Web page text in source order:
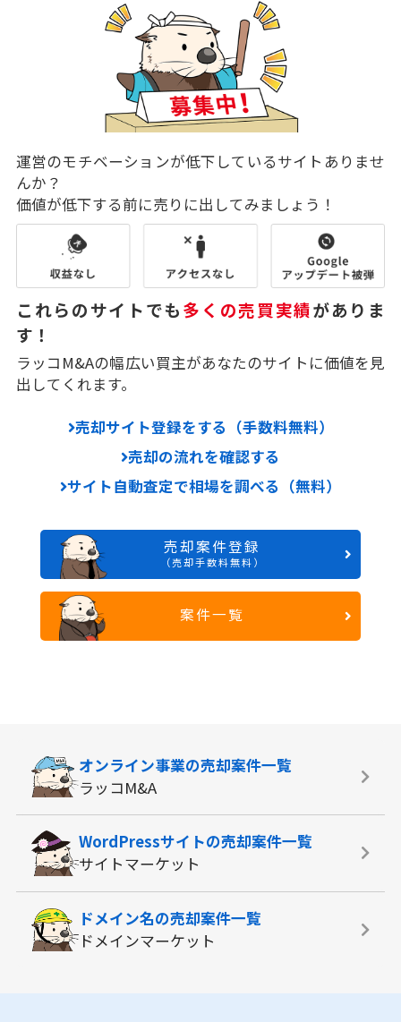
運営のモチベーションが低下しているサイトありませ
んか？
価値が低下する前に売りに出してみましょう！
これらのサイトでも多くの売買実績がありま
す！
ラッコM&Aの幅広い買主があなたのサイトに価値を見
出してくれます。
売却サイト登録をする（手数料無料）
売却の流れを確認する
サイト自動査定で相場を調べる（無料）
売却案件登録
（売却手数料無料）
案件一覧
オンライン事業の売却案件一覧
ラッコM&A
WordPressサイトの売却案件一覧
サイトマーケット
ドメイン名の売却案件一覧
ドメインマーケット